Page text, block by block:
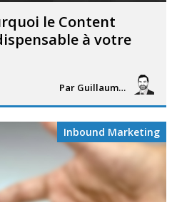
le Content
à votre
Par Guillaume Vigneron
Inbound Marketing